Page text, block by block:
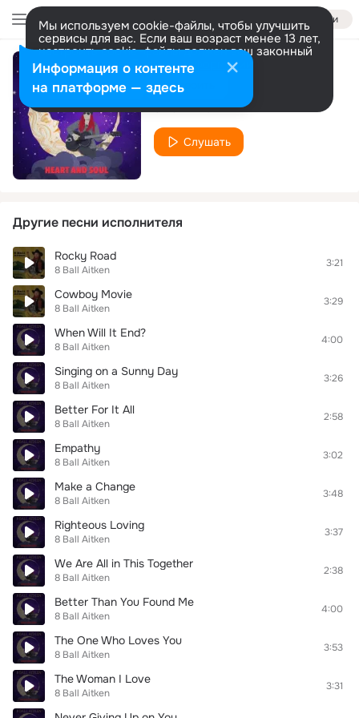
Войти
Мы используем cookie-файлы, чтобы улучшить
сервисы для вас. Если ваш возраст менее 13 лет,
настроить cookie-файлы должен ваш законный
представитель. Больше информации
Разрешить все Настроить
Leave Too Soon
8 Ball Aitken
Слушать
Другие песни исполнителя
Rocky Road
8 Ball Aitken
3:21
Cowboy Movie
8 Ball Aitken
3:29
When Will It End?
8 Ball Aitken
4:00
Singing on a Sunny Day
8 Ball Aitken
3:26
Better For It All
8 Ball Aitken
2:58
Empathy
8 Ball Aitken
3:02
Make a Change
8 Ball Aitken
3:48
Righteous Loving
8 Ball Aitken
3:37
We Are All in This Together
8 Ball Aitken
2:38
Better Than You Found Me
8 Ball Aitken
4:00
The One Who Loves You
8 Ball Aitken
3:53
The Woman I Love
8 Ball Aitken
3:31
Информация о контенте
на платформе — здесь